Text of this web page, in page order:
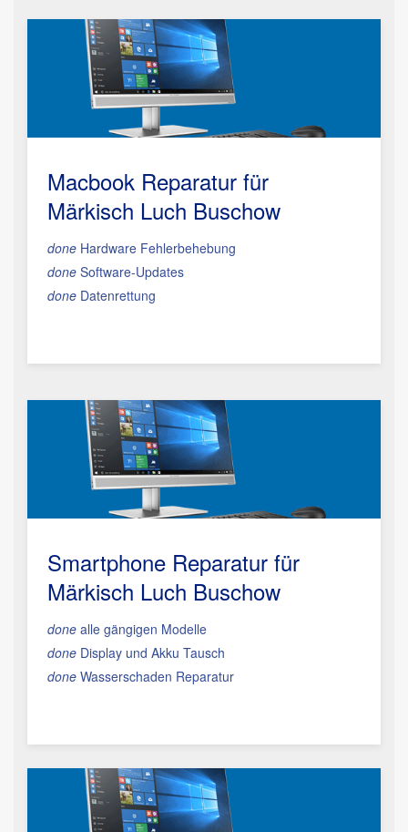
Macbook Reparatur für
Märkisch Luch Buschow
done Hardware Fehlerbehebung
done Software-Updates
done Datenrettung
Smartphone Reparatur für
Märkisch Luch Buschow
done alle gängigen Modelle
done Display und Akku Tausch
done Wasserschaden Reparatur